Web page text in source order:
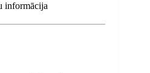
informācija